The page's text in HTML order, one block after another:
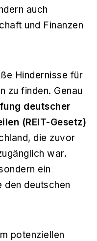
auch
und Finanzen
Hindernisse für
zu finden. Genau
deutscher
(REIT-Gesetz)
die zuvor
war.
ein
deutschen
potenziellen